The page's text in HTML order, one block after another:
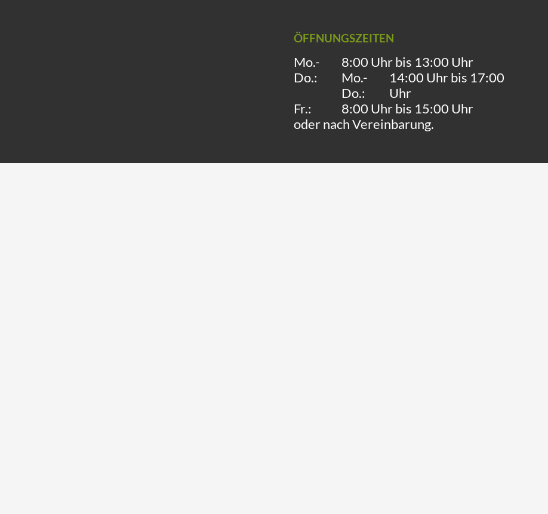
ÖFFNUNGSZEITEN
Mo.-
Do.:
8:00 Uhr bis 13:00 Uhr
Mo.-
Do.:
14:00 Uhr bis 17:00
Uhr
Fr.:
8:00 Uhr bis 15:00 Uhr
oder nach Vereinbarung.